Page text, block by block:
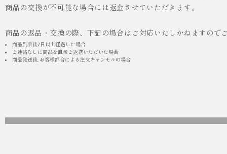
商品の交換が不可能な場合には返金させていただきます。
商品の返品・交換の際、下記の場合はご対応いたしかねますので
商品到着後7日以上経過した場合
ご連絡なしに商品を直接ご返送いただいた場合
商品発送後, お客様都合による注文キャンセルの場合